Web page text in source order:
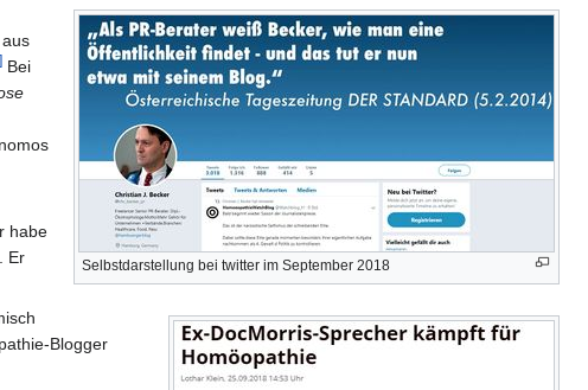
Selbstdarstellung bei twitter im September 2018
Bei
habe
Er
Blogger